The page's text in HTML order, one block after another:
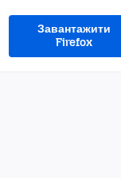
Завантажити
Firefox